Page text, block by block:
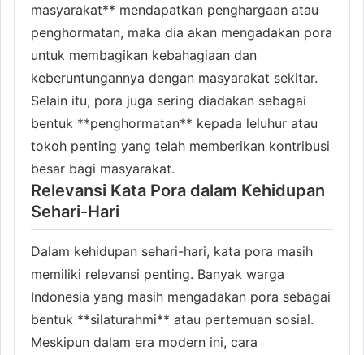
masyarakat** mendapatkan penghargaan atau
penghormatan, maka dia akan mengadakan pora
untuk membagikan kebahagiaan dan
keberuntungannya dengan masyarakat sekitar.
Selain itu, pora juga sering diadakan sebagai
bentuk **penghormatan** kepada leluhur atau
tokoh penting yang telah memberikan kontribusi
besar bagi masyarakat.
Relevansi Kata Pora dalam Kehidupan
Sehari-Hari
Dalam kehidupan sehari-hari, kata pora masih
memiliki relevansi penting. Banyak warga
Indonesia yang masih mengadakan pora sebagai
bentuk **silaturahmi** atau pertemuan sosial.
Meskipun dalam era modern ini, cara